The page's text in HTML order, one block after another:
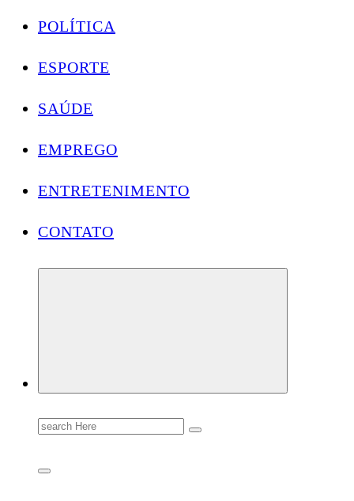
POLÍTICA
ESPORTE
SAÚDE
EMPREGO
ENTRETENIMENTO
CONTATO
Search
for: